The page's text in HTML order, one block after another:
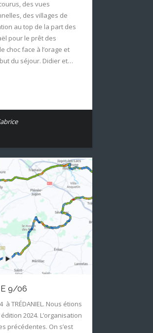
des vues
des villages de
au top de la part des
pour le prêt des
choc face à l’orage et
du séjour. Didier et…
9/06
à TRÉDANIEL. Nous étions
2024. L’organisation
précédentes. On s’est